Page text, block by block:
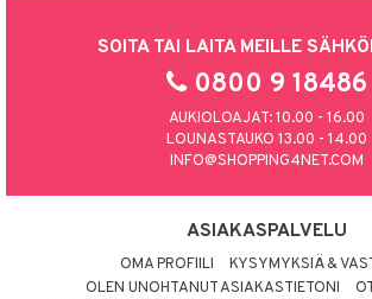
SOITA TAI LAITA MEILLE
0800 9 18486
AUKIOLOAJAT: 10.00 - 16.00
LOUNASTAUKO 13.00 - 14.00
INFO@SHOPPING4NET.COM
ASIAKASPALVELU
OMA PROFIILI
KYSYMYKSIÄ &
OLEN UNOHTANUT ASIAKASTIETONI